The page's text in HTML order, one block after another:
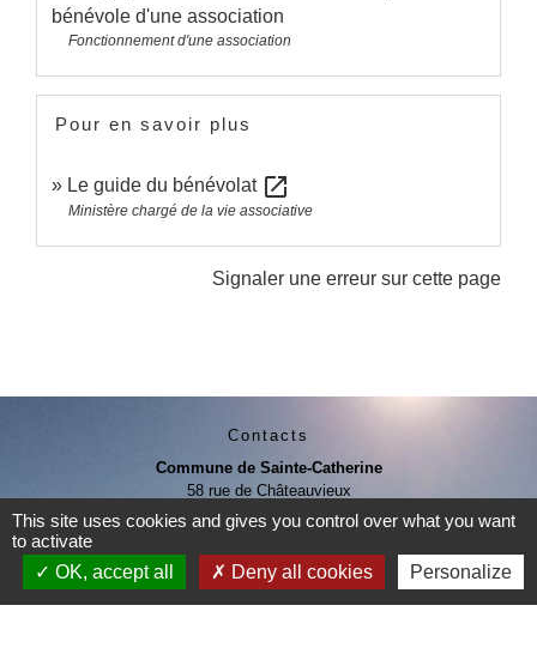
bénévole d'une association
Fonctionnement d'une association
Pour en savoir plus
Le guide du bénévolat open_in_new
Ministère chargé de la vie associative
Signaler une erreur sur cette page
Contacts
Commune de Sainte-Catherine
58 rue de Châteauvieux
69440 Sainte-Catherine - FRANCE
+33 4 78 81 80 10
Contact par formulaire
This site uses cookies and gives you control over what you want
to activate
OK, accept all
Deny all cookies Personalize